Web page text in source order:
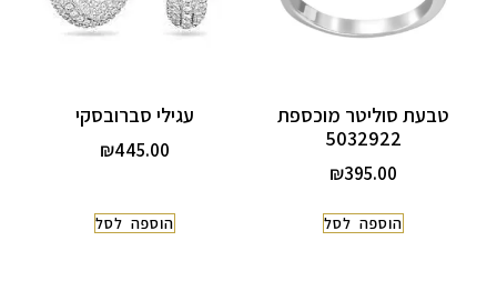
טבעת סוליטר מוכספת
5032922
₪395.00
הוספה לסל
עגילי סברובסקי
₪445.00
הוספה לסל